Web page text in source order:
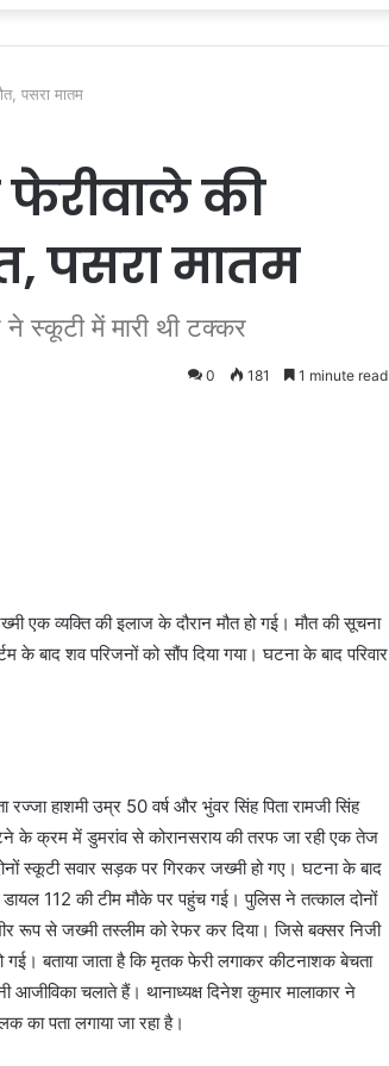
पसरा मातम
की
पसरा मातम
स्कूटी में मारी थी टक्कर
0 181 1 minute read
एक व्यक्ति की इलाज के दौरान मौत हो गई। मौत की सूचना
के बाद शव परिजनों को सौंप दिया गया। घटना के बाद परिवार
रज्जा हाशमी उम्र 50 वर्ष और भुंवर सिंह पिता रामजी सिंह
के क्रम में डुमरांव से कोरानसराय की तरफ जा रही एक तेज
स्कूटी सवार सड़क पर गिरकर जख्मी हो गए। घटना के बाद
112 की टीम मौके पर पहुंच गई। पुलिस ने तत्काल दोनों
रूप से जख्मी तस्लीम को रेफर कर दिया। जिसे बक्सर निजी
गई। बताया जाता है कि मृतक फेरी लगाकर कीटनाशक बेचता
चलाते हैं। थानाध्यक्ष दिनेश कुमार मालाकार ने
का पता लगाया जा रहा है।